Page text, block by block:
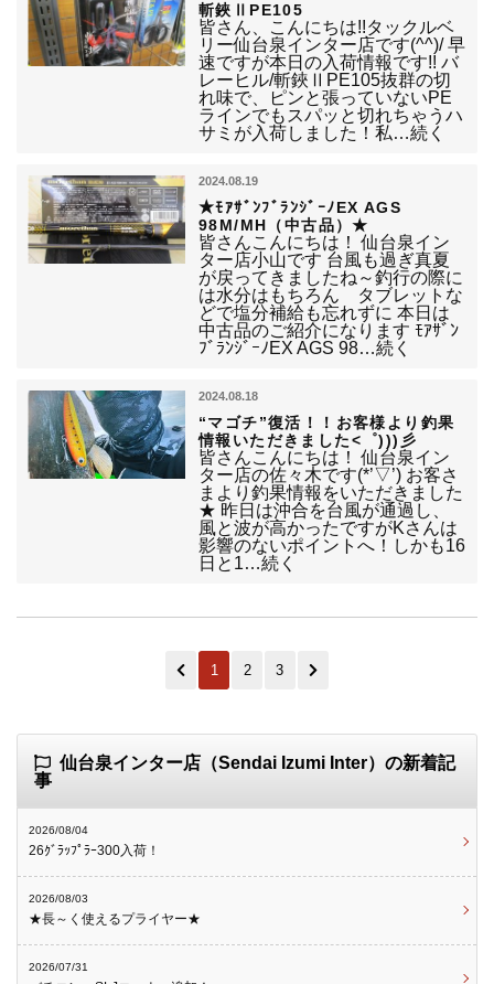
斬鋏ⅡPE105
皆さん、こんにちは!!タックルベ
リー仙台泉インター店です(^^)/ 早
速ですが本日の入荷情報です!! バ
レーヒル/斬鋏ⅡPE105抜群の切
れ味で、ピンと張っていないPE
ラインでもスパッと切れちゃうハ
サミが入荷しました！私…続く
2024.08.19
★ﾓｱｻﾞﾝﾌﾞﾗﾝｼﾞｰﾉEX AGS
98M/MH（中古品）★
皆さんこんにちは！ 仙台泉イン
ター店小山です 台風も過ぎ真夏
が戻ってきましたね～釣行の際に
は水分はもちろん タブレットな
どで塩分補給も忘れずに 本日は
中古品のご紹介になります ﾓｱｻﾞﾝ
ﾌﾞﾗﾝｼﾞｰﾉEX AGS 98…続く
2024.08.18
“マゴチ”復活！！お客様より釣果
情報いただきました<゜)))彡
皆さんこんにちは！ 仙台泉イン
ター店の佐々木です(*’▽’) お客さ
まより釣果情報をいただきました
★ 昨日は沖合を台風が通過し、
風と波が高かったですがKさんは
影響のないポイントへ！しかも16
日と1…続く
1 2 3
仙台泉インター店（Sendai Izumi Inter）の新着記
事
2026/08/04
26ｸﾞﾗｯﾌﾟﾗｰ300入荷！
2026/08/03
★長～く使えるプライヤー★
2026/07/31